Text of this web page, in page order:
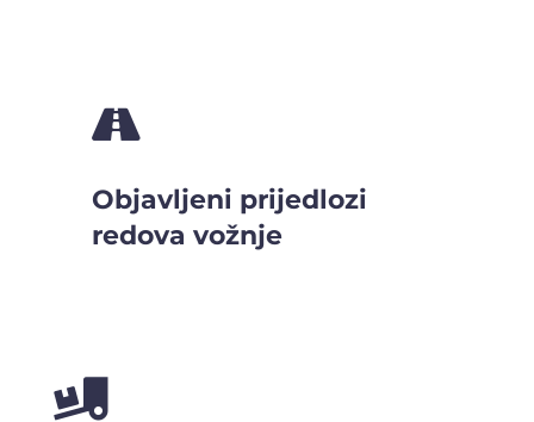

Objavljeni prijedlozi
redova vožnje
